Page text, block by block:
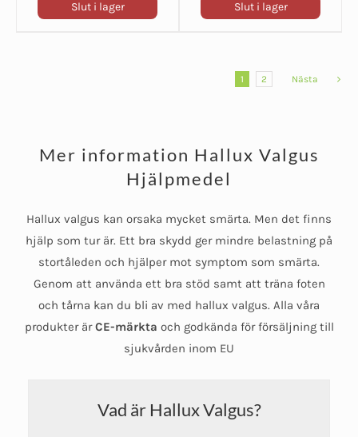
Slut i lager Slut i lager
1 2 Nästa
Mer information Hallux Valgus
Hjälpmedel
Hallux valgus kan orsaka mycket smärta. Men det finns
hjälp som tur är. Ett bra skydd ger mindre belastning på
stortåleden och hjälper mot symptom som smärta.
Genom att använda ett bra stöd samt att träna foten
och tårna kan du bli av med hallux valgus. Alla våra
produkter ärCE-märkta och godkända för försäljning till
sjukvården inom EU
Vad är Hallux Valgus?